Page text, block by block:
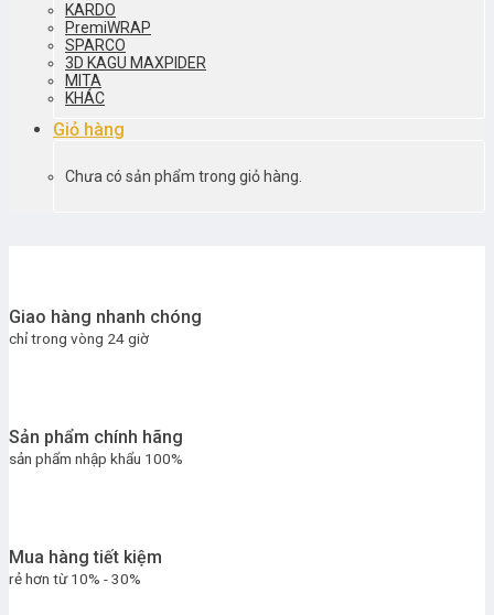
KARDO
PremiWRAP
SPARCO
3D KAGU MAXPIDER
MITA
KHÁC
Giỏ hàng
Chưa có sản phẩm trong giỏ hàng.
Giao hàng nhanh chóng
chỉ trong vòng 24 giờ
Sản phẩm chính hãng
sản phẩm nhập khẩu 100%
Mua hàng tiết kiệm
rẻ hơn từ 10% - 30%